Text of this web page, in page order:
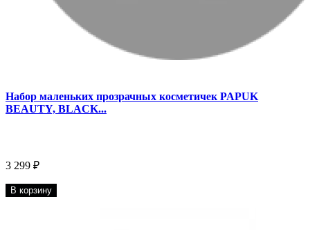
Набор маленьких прозрачных косметичек PAPUK
BEAUTY, BLACK...
3 299 ₽
В корзину